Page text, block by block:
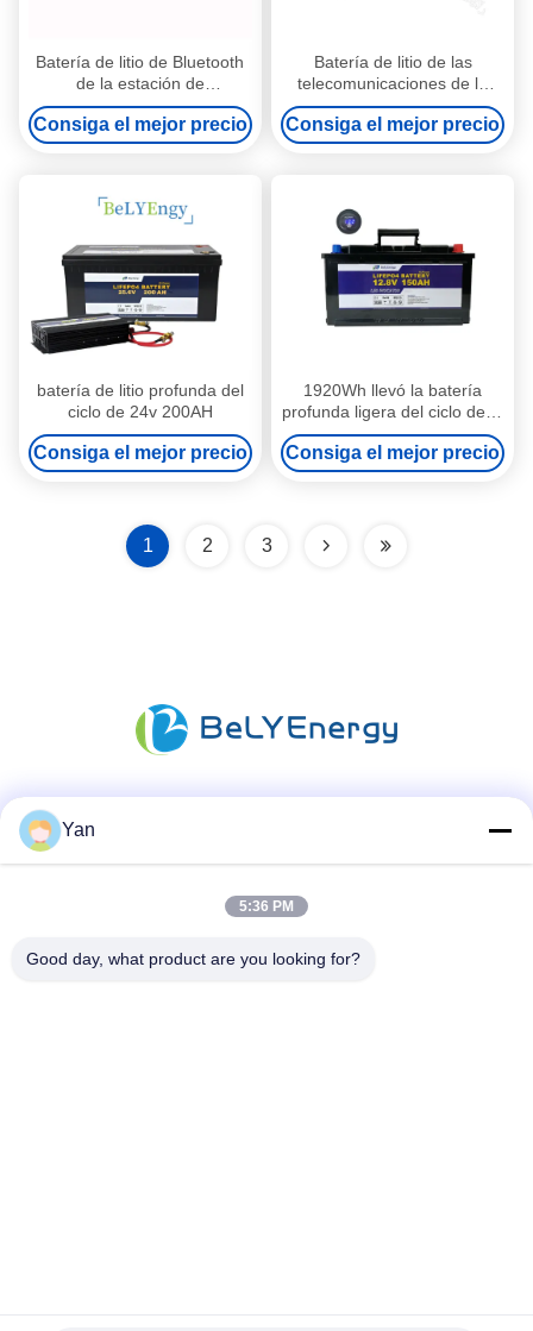
Batería de litio de Bluetooth
de la estación de
comunicación 12V 300Ah
3840Wh
Consiga el mejor precio
Batería de litio de las
telecomunicaciones de la
energía renovable 24v
180Ah para el equipamiento
médico
Consiga el mejor precio
batería de litio profunda del
ciclo de 24v 200AH
Consiga el mejor precio
1920Wh llevó la batería
profunda ligera del ciclo de la
batería de litio 12V 150Ah
Lifepo4
Consiga el mejor precio
1 2 3
Yan
5:36 PM
Good day, what product are you looking for?